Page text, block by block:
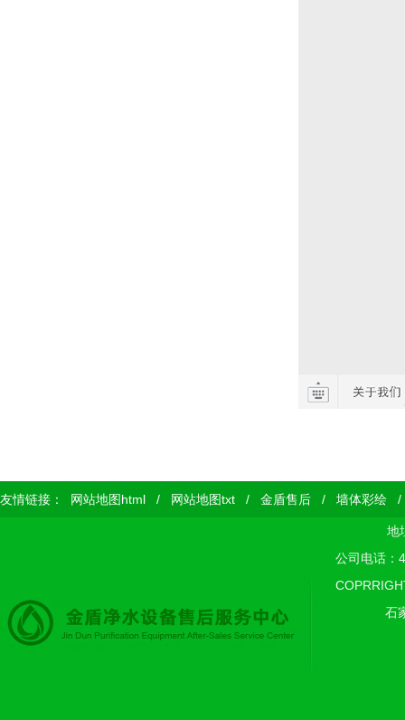
友情链接： 网站地图html / 网站地图txt / 金盾售后 / 墙体彩绘
地
公司电话：
石